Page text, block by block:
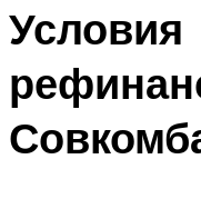
Условия